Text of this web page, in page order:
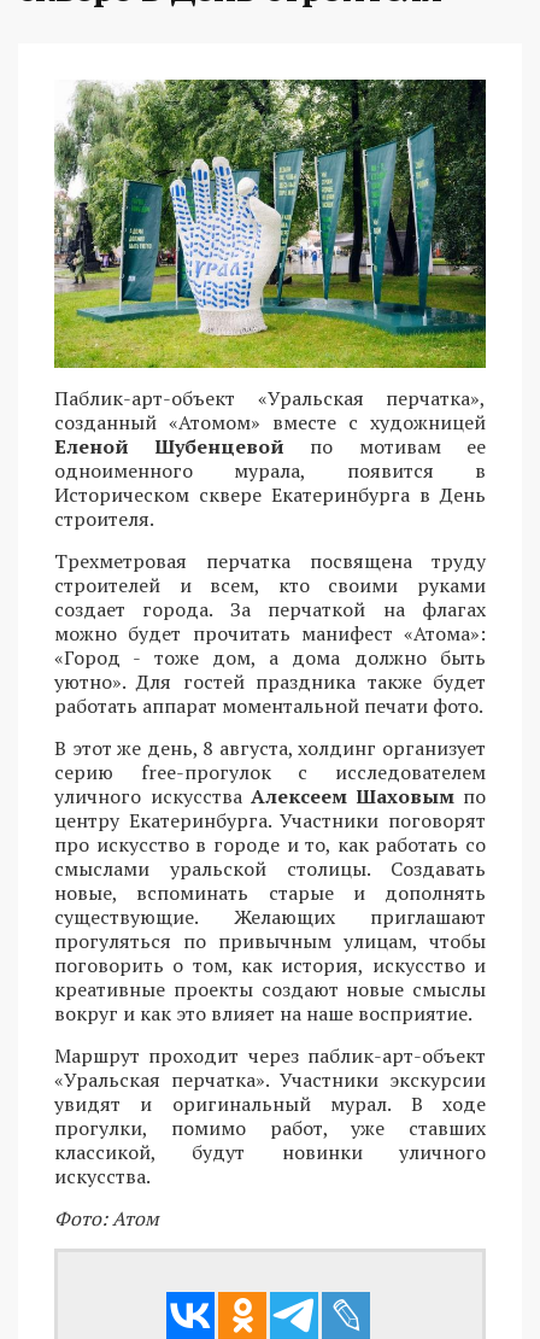
Паблик-арт-объект «Уральская перчатка»,
созданный «Атомом» вместе с художницей
Еленой Шубенцевой по мотивам ее
одноименного мурала, появится в
Историческом сквере Екатеринбурга в День
строителя.
Трехметровая перчатка посвящена труду
строителей и всем, кто своими руками
создает города. За перчаткой на флагах
можно будет прочитать манифест «Атома»:
«Город - тоже дом, а дома должно быть
уютно». Для гостей праздника также будет
работать аппарат моментальной печати фото.
В этот же день, 8 августа, холдинг организует
серию free-прогулок с исследователем
уличного искусства Алексеем Шаховым по
центру Екатеринбурга. Участники поговорят
про искусство в городе и то, как работать со
смыслами уральской столицы. Создавать
новые, вспоминать старые и дополнять
существующие. Желающих приглашают
прогуляться по привычным улицам, чтобы
поговорить о том, как история, искусство и
креативные проекты создают новые смыслы
вокруг и как это влияет на наше восприятие.
Маршрут проходит через паблик-арт-объект
«Уральская перчатка». Участники экскурсии
увидят и оригинальный мурал. В ходе
прогулки, помимо работ, уже ставших
классикой, будут новинки уличного
искусства.
Фото: Атом